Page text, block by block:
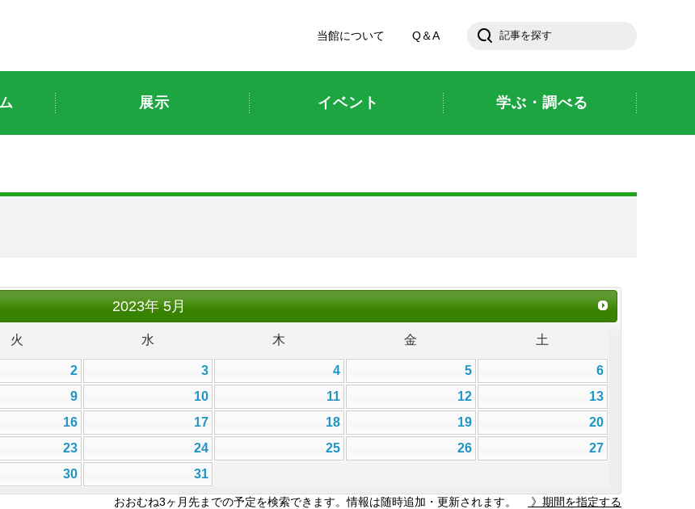
当館について
Q＆A
展示 イベント 学ぶ・調べる
2023年5月
火 水 木 金 土
2 3 4 5
6
9 10 11 12
13
16 17 18 19
20
23 24 25 26
27
30 31
おおむね3ヶ月先までの予定を検索できます。情報は随時追加・更新されます。 》期間を指定する